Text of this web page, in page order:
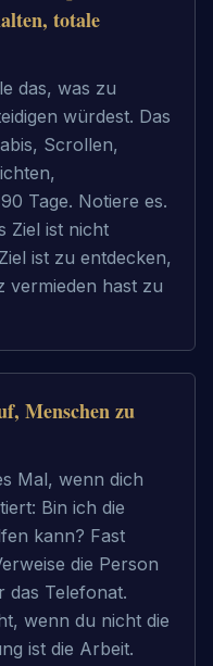
totale
das, was zu
würdest. Das
Scrollen,
Tage. Notiere es.
Ziel ist nicht
ist zu entdecken,
vermieden hast zu
Menschen zu
Mal, wenn dich
Bin ich die
kann? Fast
die Person
das Telefonat.
wenn du nicht die
ist die Arbeit.